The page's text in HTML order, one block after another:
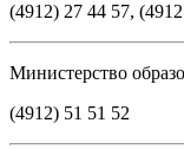
(4912) 27 44 57,
Министерство
(4912) 51 51 52